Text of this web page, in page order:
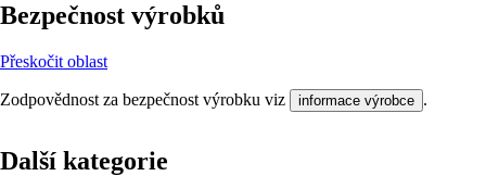
Bezpečnost výrobků
Přeskočit oblast
Zodpovědnost za bezpečnost výrobku viz informace výrobce .
Další kategorie